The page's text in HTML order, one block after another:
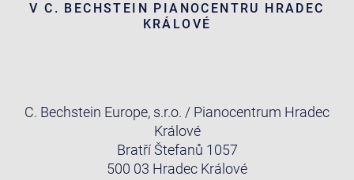
V C. BECHSTEIN PIANOCENTRU HRADEC
KRÁLOVÉ
C. Bechstein Europe, s.r.o. / Pianocentrum Hradec
Králové
Bratří Štefanů 1057
500 03 Hradec Králové